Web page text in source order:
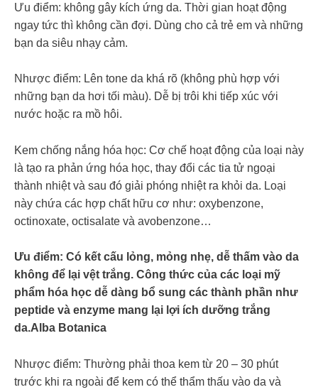
Ưu điểm: không gây kích ứng da. Thời gian hoạt động
ngay tức thì không cần đợi. Dùng cho cả trẻ em và những
bạn da siêu nhạy cảm.
Nhược điểm: Lên tone da khá rõ (không phù hợp với
những bạn da hơi tối màu). Dễ bị trôi khi tiếp xúc với
nước hoặc ra mồ hôi.
Kem chống nắng hóa học: Cơ chế hoạt động của loại này
là tạo ra phản ứng hóa học, thay đổi các tia tử ngoại
thành nhiệt và sau đó giải phóng nhiệt ra khỏi da. Loại
này chứa các hợp chất hữu cơ như: oxybenzone,
octinoxate, octisalate và avobenzone…
Ưu điểm: Có kết cấu lỏng, mỏng nhẹ, dễ thấm vào da
không để lại vệt trắng. Công thức của các loại mỹ
phẩm hóa học dễ dàng bổ sung các thành phần như
peptide và enzyme mang lại lợi ích dưỡng trắng
da.Alba Botanica
Nhược điểm: Thường phải thoa kem từ 20 – 30 phút
trước khi ra ngoài để kem có thể thẩm thấu vào da và